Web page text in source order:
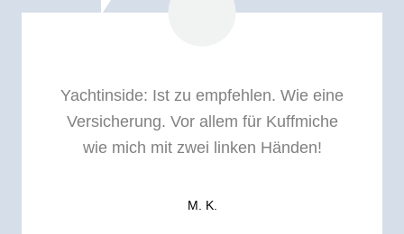
Yachtinside: Ist zu empfehlen. Wie eine
Versicherung. Vor allem für Kuffmiche
wie mich mit zwei linken Händen!
M. K.